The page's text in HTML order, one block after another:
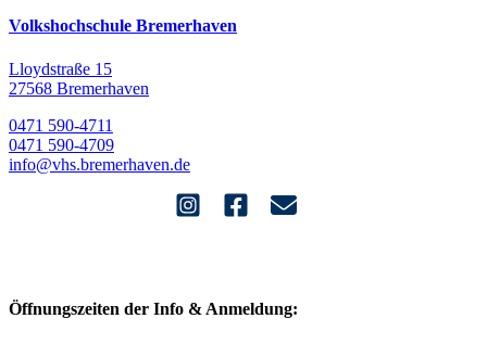
Volkshochschule Bremerhaven
Lloydstraße 15
27568 Bremerhaven
0471 590-4711
0471 590-4709
info@vhs.bremerhaven.de
Öffnungszeiten der Info & Anmeldung: